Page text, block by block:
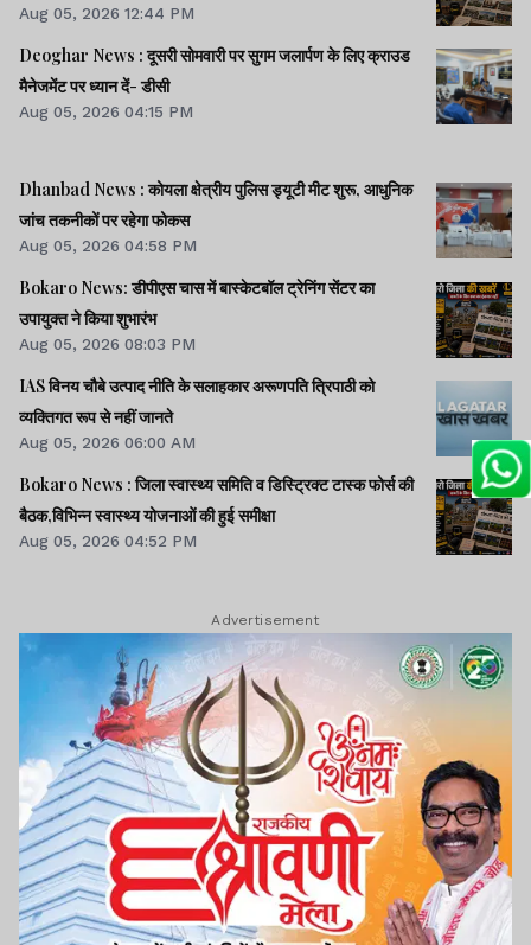
Aug 05, 2026 12:44 PM
Deoghar News : दूसरी सोमवारी पर सुगम जलार्पण के लिए क्राउड
मैनेजमेंट पर ध्यान दें- डीसी
Aug 05, 2026 04:15 PM
Dhanbad News : कोयला क्षेत्रीय पुलिस ड्यूटी मीट शुरू, आधुनिक
जांच तकनीकों पर रहेगा फोकस
Aug 05, 2026 04:58 PM
Bokaro News: डीपीएस चास में बास्केटबॉल ट्रेनिंग सेंटर का
उपायुक्त ने किया शुभारंभ
Aug 05, 2026 08:03 PM
IAS विनय चौबे उत्पाद नीति के सलाहकार अरूणपति त्रिपाठी को
व्यक्तिगत रूप से नहीं जानते
Aug 05, 2026 06:00 AM
Bokaro News : जिला स्वास्थ्य समिति व डिस्ट्रिक्ट टास्क फोर्स की
बैठक,विभिन्न स्वास्थ्य योजनाओं की हुई समीक्षा
Aug 05, 2026 04:52 PM
Advertisement